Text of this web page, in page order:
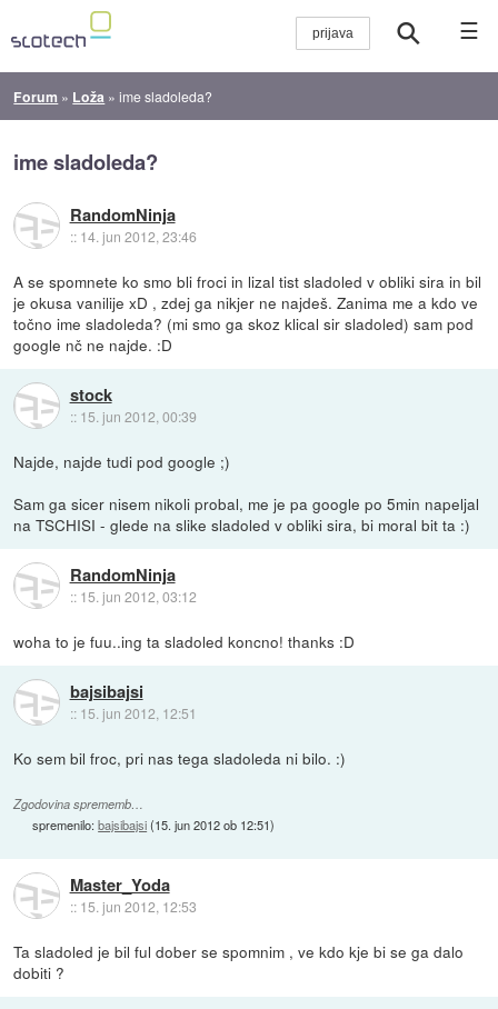
☰
Forum » Loža »ime sladoleda?
ime sladoleda?
RandomNinja
:: 14. jun 2012, 23:46
A se spomnete ko smo bli froci in lizal tist sladoled v obliki sira in bil
je okusa vanilije xD , zdej ga nikjer ne najdeš. Zanima me a kdo ve
točno ime sladoleda? (mi smo ga skoz klical sir sladoled) sam pod
google nč ne najde. :D
stock
:: 15. jun 2012, 00:39
Najde, najde tudi pod google ;)
Sam ga sicer nisem nikoli probal, me je pa google po 5min napeljal
na TSCHISI - glede na slike sladoled v obliki sira, bi moral bit ta :)
RandomNinja
:: 15. jun 2012, 03:12
woha to je fuu..ing ta sladoled koncno! thanks :D
bajsibajsi
:: 15. jun 2012, 12:51
Ko sem bil froc, pri nas tega sladoleda ni bilo. :)
Zgodovina sprememb…
spremenilo:bajsibajsi(15. jun 2012 ob 12:51)
Master_Yoda
:: 15. jun 2012, 12:53
Ta sladoled je bil ful dober se spomnim , ve kdo kje bi se ga dalo
dobiti ?